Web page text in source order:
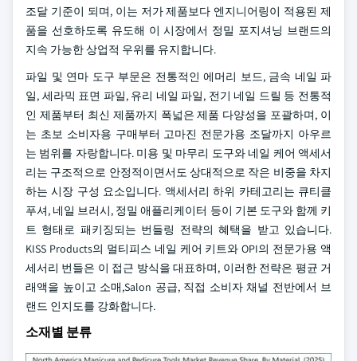
조달 기준이 되며, 이는 저가 제품보다 엔지니어링이 적용된 제
품을 선호하도록 유도해 이 시장에서 정밀 포지셔닝 브랜드의
지속 가능한 상업적 우위를 유지합니다.
파일 및 연마 도구 부문은 전통적인 에머리 보드, 금속 네일 파
일, 세라믹 표면 파일, 유리 네일 파일, 전기 네일 드릴 등 전통적
인 제품부터 최신 제품까지 폭넓은 제품 다양성을 포괄하며, 이
는 초보 소비자용 구매부터 고마진 전문가용 조달까지 아우르
는 범위를 자랑합니다. 미용 및 마무리 도구와 네일 케어 액세서
리는 구조적으로 안정적이면서도 상대적으로 작은 비중을 차지
하는 시장 구성 요소입니다. 액세서리 하위 카테고리는 큐티클
푸셔, 네일 브러시, 정밀 애플리케이터 등이 기본 도구와 함께 키
트 형태로 패키징되는 번들링 전략의 혜택을 받고 있습니다.
KISS Products의 멀티피스 네일 케어 키트와 OPI의 전문가용 액
세서리 번들은 이 접근 방식을 대표하며, 이러한 전략은 평균 거
래액을 높이고 소매,Salon 공급, 직접 소비자 채널 전반에서 브
랜드 인지도를 강화합니다.
소재별 분류